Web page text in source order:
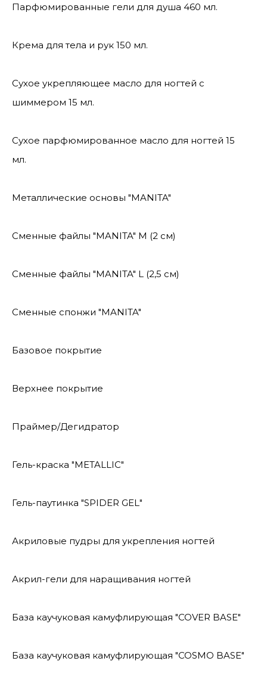
Парфюмированные гели для душа 460 мл.
Крема для тела и рук 150 мл.
Сухое укрепляющее масло для ногтей с
шиммером 15 мл.
Сухое парфюмированное масло для ногтей 15
мл.
Металлические основы "MANITA"
Сменные файлы "MANITA" М (2 см)
Сменные файлы "MANITA" L (2,5 см)
Сменные спонжи "MANITA"
Базовое покрытие
Верхнее покрытие
Праймер/Дегидратор
Гель-краска "METALLIC"
Гель-паутинка "SPIDER GEL"
Акриловые пудры для укрепления ногтей
Акрил-гели для наращивания ногтей
База каучуковая камуфлирующая "COVER BASE"
База каучуковая камуфлирующая "COSMO BASE"